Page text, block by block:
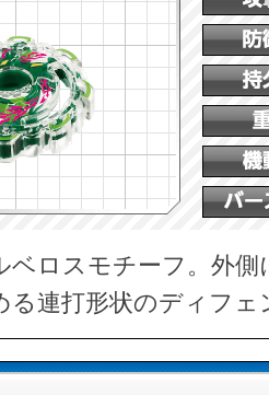
ベロスモチーフ。外
る連打形状のディフ